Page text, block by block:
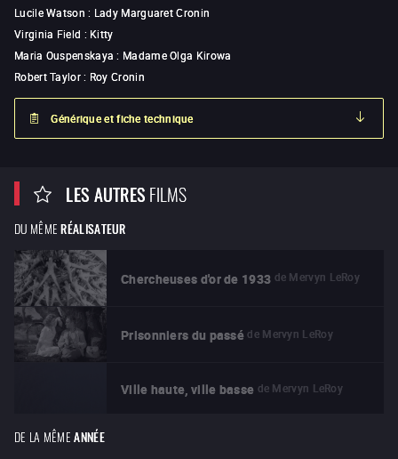
Lucile Watson : Lady Marguaret Cronin
Virginia Field : Kitty
Maria Ouspenskaya : Madame Olga Kirowa
Robert Taylor: Roy Cronin
Générique et fiche technique
LES AUTRESFILMS
DU MÊME RÉALISATEUR
Chercheuses d'or de 1933 de Mervyn LeRoy
Prisonniers du passé de Mervyn LeRoy
Ville haute, ville basse de Mervyn LeRoy
DE LA MÊME ANNÉE